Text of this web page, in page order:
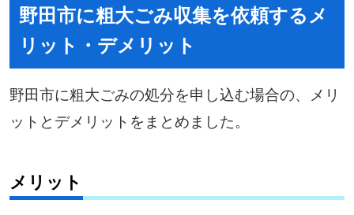
野田市に粗大ごみ収集を依頼するメ
リット・デメリット
野田市に粗大ごみの処分を申し込む場合の、メリ
ットとデメリットをまとめました。
メリット